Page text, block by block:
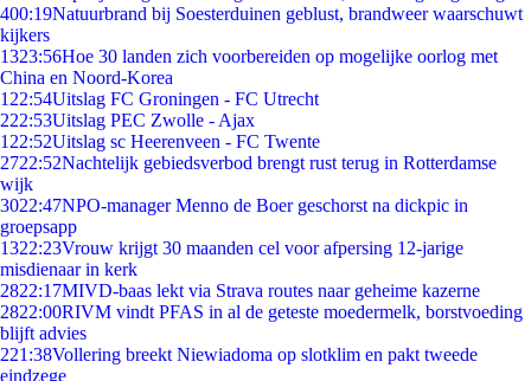
400:19Natuurbrand bij Soesterduinen geblust, brandweer waarschuwt
kijkers
1323:56Hoe 30 landen zich voorbereiden op mogelijke oorlog met
China en Noord-Korea
1 22:54Uitslag FC Groningen - FC Utrecht
222:53Uitslag PEC Zwolle - Ajax
1 22:52Uitslag sc Heerenveen - FC Twente
2722:52Nachtelijk gebiedsverbod brengt rust terug in Rotterdamse
wijk
3022:47NPO-manager Menno de Boer geschorst na dickpic in
groepsapp
1322:23Vrouw krijgt 30 maanden cel voor afpersing 12-jarige
misdienaar in kerk
2822:17MIVD-baas lekt via Strava routes naar geheime kazerne
2822:00RIVM vindt PFAS in al de geteste moedermelk, borstvoeding
blijft advies
221:38Vollering breekt Niewiadoma op slotklim en pakt tweede
eindzege